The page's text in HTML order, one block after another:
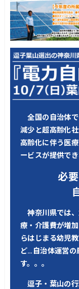
全国の自治体で
減少と超高齢化
高齢化に伴う医
ービスが提供で
必
神奈川県では
療・介護費が増
らはじまる幼児
ど…自治体運営の
す。。。
逗子・葉山の行